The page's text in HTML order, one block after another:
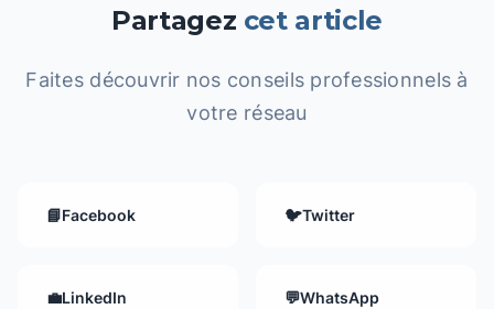
Partagez cet article
Faites découvrir nos conseils professionnels à
votre réseau
📘Facebook 🐦Twitter
💼LinkedIn 💬WhatsApp